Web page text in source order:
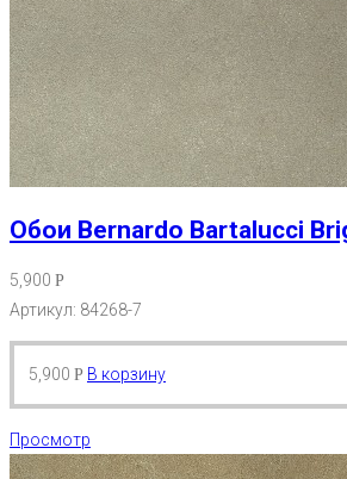
Обои Bernardo Bartalucci
5,900 Р
Артикул: 84268-7
5,900 Р В корзину
Просмотр